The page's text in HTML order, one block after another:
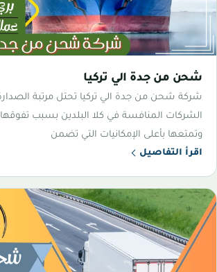
شحن من جدة الي تركيا
شركة شحن من جدة الي تركيا تحتل مرتبة
الشركات المنافسة في كلا البلدين بسبب
وتمتعها بأعلى الإمكانيات التي تضمن
اقرأ التفاصيل